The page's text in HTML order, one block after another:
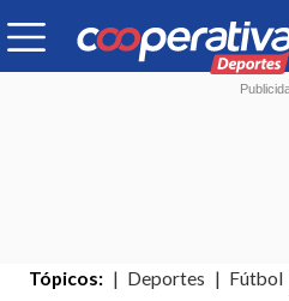
Tópicos: Deportes Fútbol